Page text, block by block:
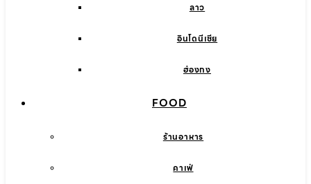
ลาว
อินโดนีเซีย
ฮ่องกง
FOOD
ร้านอาหาร
คาเฟ่